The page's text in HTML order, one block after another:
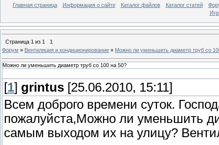
Главная страница Информация о сайте Каталог файлов Каталог статей
Страница 1 из 1
1
Форум » Вентиляция и кондиционирование » Можно ли уменьшить диаметр труб со
Можно ли уменьшить диаметр труб со 100 на 50?
[1] grintus [25.06.2010, 15:11]
Всем доброго времени суток.
пожалуйста,Можно ли уменьшить
самым выходом их на улицу?